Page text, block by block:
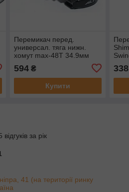
Перемикач перед.
универсал. тяга нижн.
хомут max-48T 34.9мм
SHIMANO FD-M310
срiблястий з
594₴
Купити
338
за рік
41 (на території ринку